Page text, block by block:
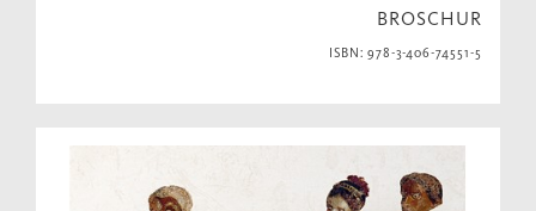
BROSCHUR
ISBN: 978-3-406-74551-5